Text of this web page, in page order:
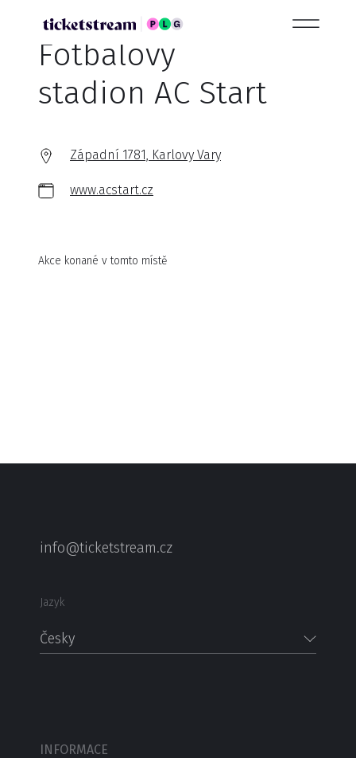
Fotbalový
stadion AC Start
Západní 1781, Karlovy Vary
www.acstart.cz
Akce konané v tomto místě
info@ticketstream.cz
Jazyk
Česky
INFORMACE